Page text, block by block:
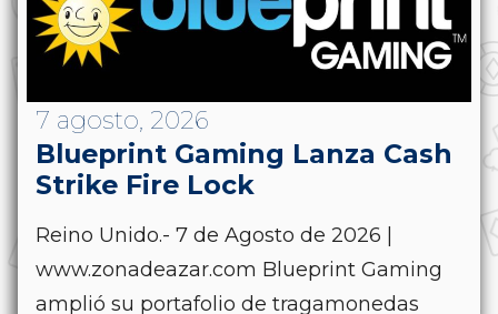
7 agosto, 2026
Blueprint Gaming Lanza Cash
Strike Fire Lock
Reino Unido.- 7 de Agosto de 2026 |
www.zonadeazar.com Blueprint Gaming
amplió su portafolio de tragamonedas